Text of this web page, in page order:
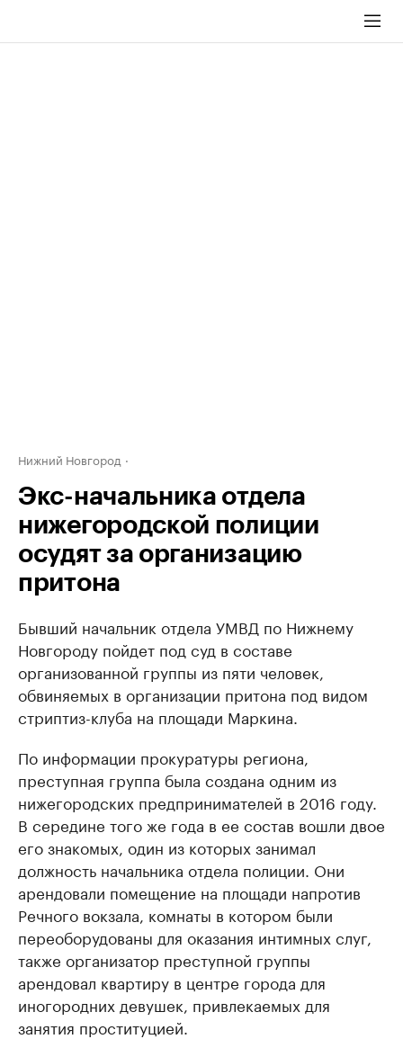
Нижний Новгород
Экс-начальника отдела
нижегородской полиции
осудят за организацию
притона
Бывший начальник отдела УМВД по Нижнему
Новгороду пойдет под суд в составе
организованной группы из пяти человек,
обвиняемых в организации притона под видом
стриптиз-клуба на площади Маркина.
По информации прокуратуры региона,
преступная группа была создана одним из
нижегородских предпринимателей в 2016 году.
В середине того же года в ее состав вошли двое
его знакомых, один из которых занимал
должность начальника отдела полиции. Они
арендовали помещение на площади напротив
Речного вокзала, комнаты в котором были
переоборудованы для оказания интимных слуг,
также организатор преступной группы
арендовал квартиру в центре города для
иногородних девушек, привлекаемых для
занятия проституцией.